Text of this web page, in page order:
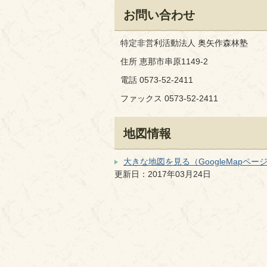
お問い合わせ
特定非営利活動法人 奥矢作森林塾
住所 恵那市串原1149-2
電話 0573-52-2411
ファックス 0573-52-2411
地図情報
大きな地図を見る（GoogleMapペー
更新日：2017年03月24日